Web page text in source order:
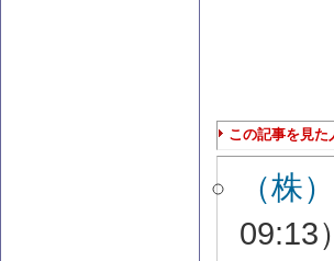
この記事を見た
（株
09:13）